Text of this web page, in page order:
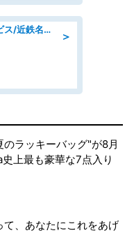
＞
介護職・ヘルパー/デイサービス/近鉄名古屋線 高田本山/津市/三重県
ラッキーバッグ"が8月
上最も豪華な7点入り
て、あなたにこれをあげ